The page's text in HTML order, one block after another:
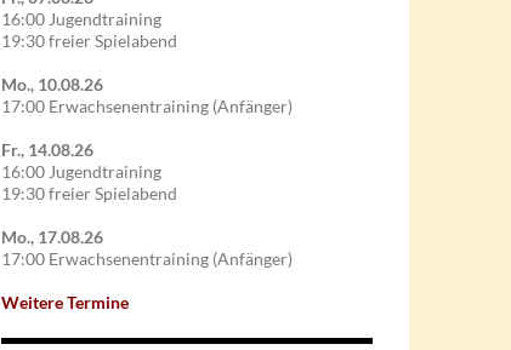
16:00 Jugendtraining
19:30 freier Spielabend
Mo., 10.08.26
17:00 Erwachsenentraining (Anfänger)
Fr., 14.08.26
16:00 Jugendtraining
19:30 freier Spielabend
Mo., 17.08.26
17:00 Erwachsenentraining (Anfänger)
Weitere Termine